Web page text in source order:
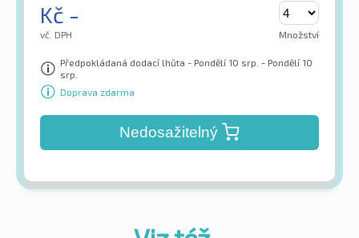
Kč -
vč. DPH Množství
Předpokládaná dodací lhůta - Pondělí 10 srp. - Pondělí 10
srp.
Doprava zdarma
Nedosažitelný